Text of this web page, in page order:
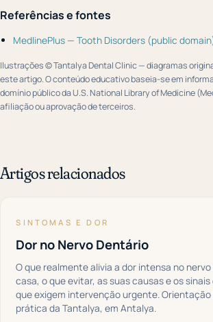
Referências e fontes
MedlinePlus — Tooth Disorders (public
Ilustrações © Tantalya Dental Clinic — diagramas
este artigo. O conteúdo educativo baseia-se em
domínio público da U.S. National Library of Medicine
afiliação ou aprovação de terceiros.
Artigos relacionados
SINTOMAS E DOR
Dor no Nervo Dentário
O que realmente alivia a dor intensa no
casa, o que evitar, as suas causas e os
que exigem intervenção urgente.
prática da Tantalya, em Antalya.